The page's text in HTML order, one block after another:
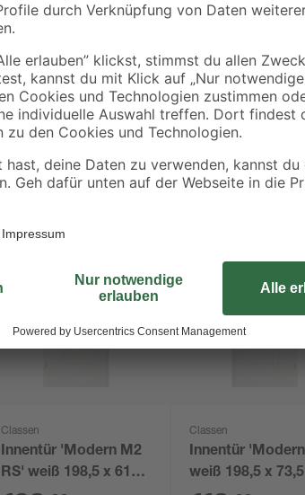
Classen
Innentür 'Modern M2
RS' weiß 198,5 x 61
Classen
Innentür
weiß 198,5 x 73,5